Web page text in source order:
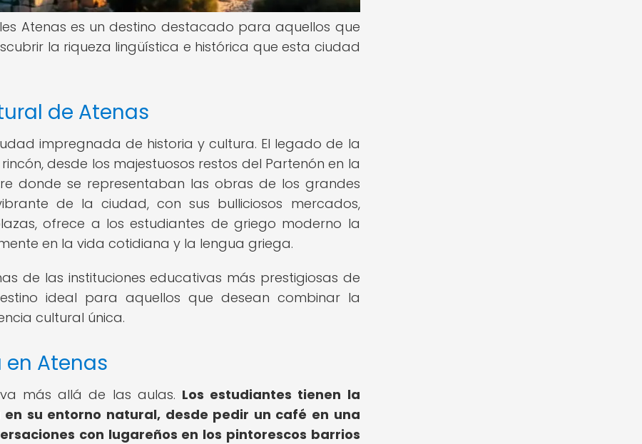
Atenas es un destino destacado para aquellos que
la riqueza lingüística e histórica que esta ciudad
de Atenas
impregnada de historia y cultura. El legado de la
desde los majestuosos restos del Partenón en la
donde se representaban las obras de los grandes
de la ciudad, con sus bulliciosos mercados,
ofrece a los estudiantes de griego moderno la
en la vida cotidiana y la lengua griega.
de las instituciones educativas más prestigiosas de
ideal para aquellos que desean combinar la
cultural única.
Atenas
más allá de las aulas. Los estudiantes tienen la
su entorno natural, desde pedir un café en una
con lugareños en los pintorescos barrios